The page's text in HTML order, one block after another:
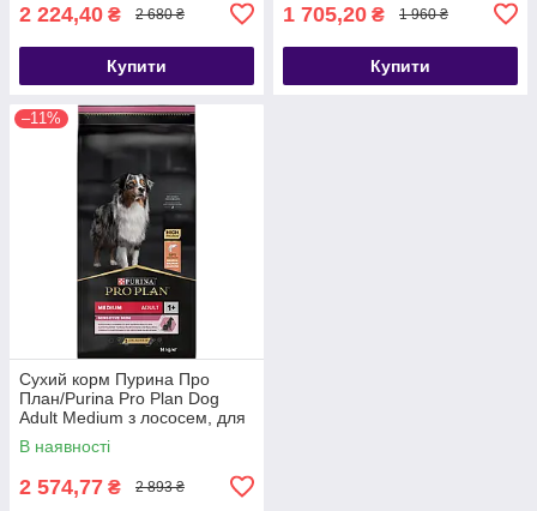
2 224,40 ₴ 2 680 ₴
Купити
1 705,20 ₴ 1 960 ₴
Купити
–11%
Сухий корм Пурина Про
План/Purina Pro Plan Dog
Adult Medium з лососем, для
собак середніх порід,14 кг
В наявності
2 574,77 ₴ 2 893 ₴